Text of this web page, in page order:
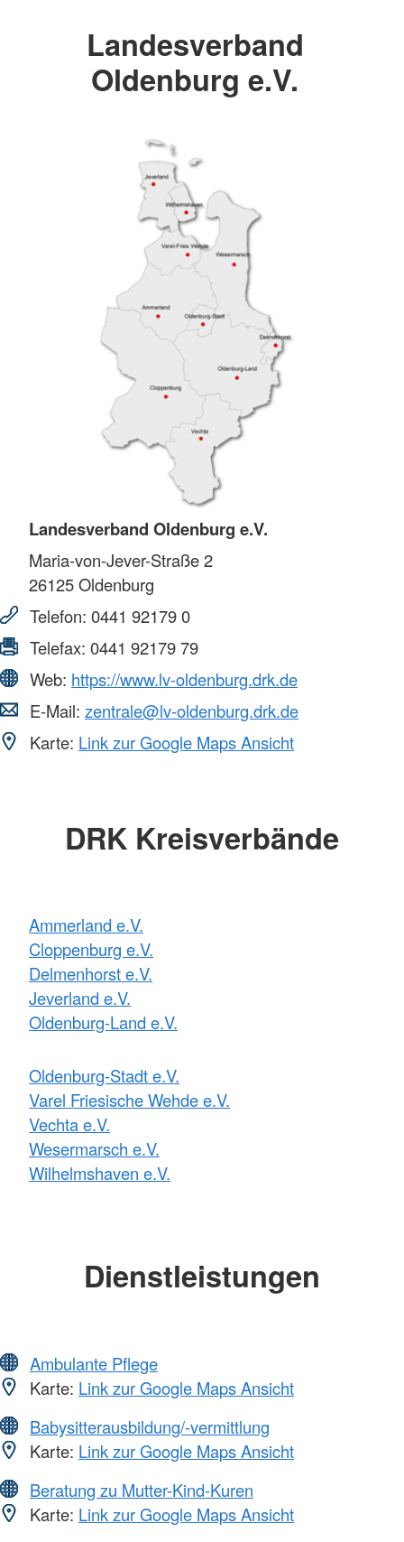
Landesverband
Oldenburg e.V.
Landesverband Oldenburg e.V.
Maria-von-Jever-Straße 2
26125Oldenburg
Telefon: 0441 92179 0
Telefax: 0441 92179 79
Web: https://www.lv-oldenburg.drk.de
E-Mail: zentrale@lv-oldenburg.drk.de
Karte: Link zur Google Maps Ansicht
DRK Kreisverbände
Ammerland e.V.
Cloppenburg e.V.
Delmenhorst e.V.
Jeverland e.V.
Oldenburg-Land e.V.
Oldenburg-Stadt e.V.
Varel Friesische Wehde e.V.
Vechta e.V.
Wesermarsch e.V.
Wilhelmshaven e.V.
Dienstleistungen
Ambulante Pflege
Karte: Link zur Google Maps Ansicht
Babysitterausbildung/-vermittlung
Karte: Link zur Google Maps Ansicht
Beratung zu Mutter-Kind-Kuren
Karte: Link zur Google Maps Ansicht